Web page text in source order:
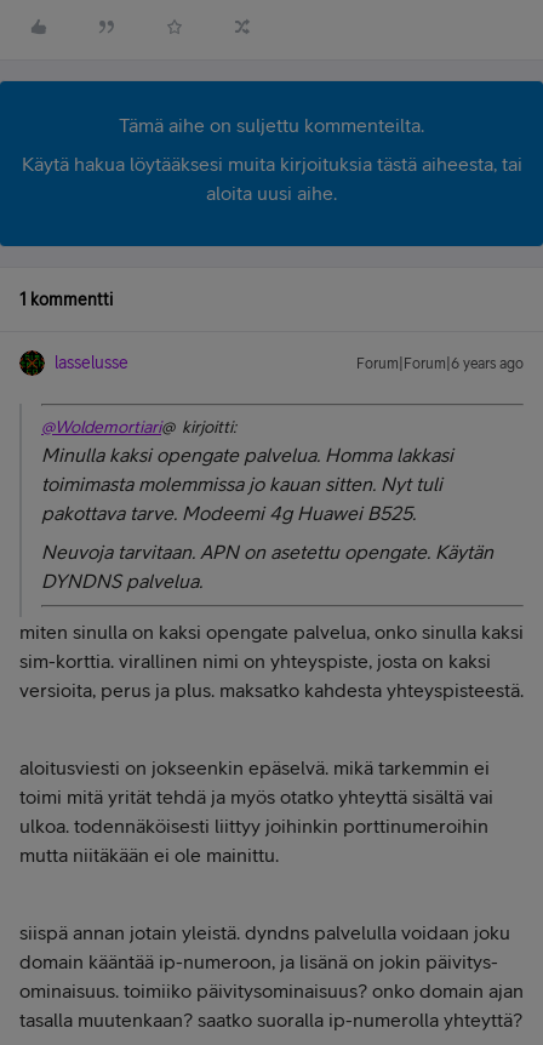
Tämä aihe on suljettu kommenteilta.
Käytä hakua löytääksesi muita kirjoituksia tästä aiheesta, tai
aloita uusi aihe.
1 kommentti
lasselusse Forum|Forum|6 years ago
@Woldemortiari@ kirjoitti:
Minulla kaksi opengate palvelua. Homma lakkasi
toimimasta molemmissa jo kauan sitten. Nyt tuli
pakottava tarve. Modeemi 4g Huawei B525.
Neuvoja tarvitaan. APN on asetettu opengate. Käytän
DYNDNS palvelua.
miten sinulla on kaksi opengate palvelua, onko sinulla kaksi
sim-korttia. virallinen nimi on yhteyspiste, josta on kaksi
versioita, perus ja plus. maksatko kahdesta yhteyspisteestä.
aloitusviesti on jokseenkin epäselvä. mikä tarkemmin ei
toimi mitä yrität tehdä ja myös otatko yhteyttä sisältä vai
ulkoa. todennäköisesti liittyy joihinkin porttinumeroihin
mutta niitäkään ei ole mainittu.
siispä annan jotain yleistä. dyndns palvelulla voidaan joku
domain kääntää ip-numeroon, ja lisänä on jokin päivitys-
ominaisuus. toimiiko päivitysominaisuus? onko domain ajan
tasalla muutenkaan? saatko suoralla ip-numerolla yhteyttä?